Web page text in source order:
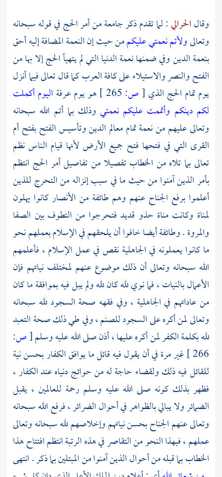
وقالالحرالي: لما تقدم ذكر جامعة من أمر الحج في قوله سبحانه
وتعالىولأتم نعمتي عليكممن حيث إن النعمة المضافة إليه أحق
بنعمة الدين وفي ضمنها نعمة الدنيا التي لم يتهيأ الحج إلا بها من
الفتح والنصر والاستيلاء على كافة العرب كما قال تعالى فيما أنزل
يوم تمام الحج الذي [ص: هو يوم عرفة اليوم أكملت
لكم دينكم وأتممت عليكم نعمتي وذلك بما أتم الله سبحانه
وتعالى عليهم من نعمة تمام معالم الدين وتأسيس الفتح بفتح أم
القرى التي في فتحها فتح جميع الأرض لأنها قيام الناس نظم
تعالى بما تلاه من الخطاب تفصيلا من تفاصيل أمر الحج انتظم
بأمر الذين آمنوا من حيث ما في سبب إنزاله من التحرج للذين
أعلموا برفع الجناح عنهم وهم طائفة من الأنصار كانوا يهلون
لمناة وكانت مناة حذو قديد فتحرجوا من التطوف بين الصفا
والمروة . وطائفة أيضا خافوا أن يلحقهم في الإسلام بعملهم نحو
ما كانوا يعملونه في الجاهلية نقص في عمل الإسلام ، فأعلمهم
الله سبحانه وتعالى أن ذلك موضوع عنهم لمختلف نياتهم فإن
الأعمال بالنيات ، فما نوي لله كان لله ولم يبل فيه بموافقة ما كان
من عاداتهم في الجاهلية ، وفي فقهه صحة السجود لله سبحانه
وتعالى لمن أكره على السجود للصنم ، وفي طي ذلك صحة التعبد
لله بكلمة الكفر لمن أكره عليها ، أذن صلى الله عليه وسلم[ص:
266 ] غير مرة في أن يقول فيه قائل ما يوافق الكفار بحسن نية
للقائل فيه ذلك ولقضاء حاجة له من حوائج دنياه عند الكفار ،
فظهر بذلك كونه صلى الله عليه وسلم رحمة للعالمين ، يقبل
الضمائر ولا يبالي بالظواهر في أحوال الضرائر ، فرفع الله سبحانه
وتعالى عنهم الجناح بحسن نياتهم وإخلاصهم لله سبحانه وتعالى
عملهم ، فبهذا النحو من التقاصر في هذه الرتبة انتظم افتتاح هذا
الخطاب بما قبله من أحوال الذين آمنوا من المبتلين بما ذكر . انتهى